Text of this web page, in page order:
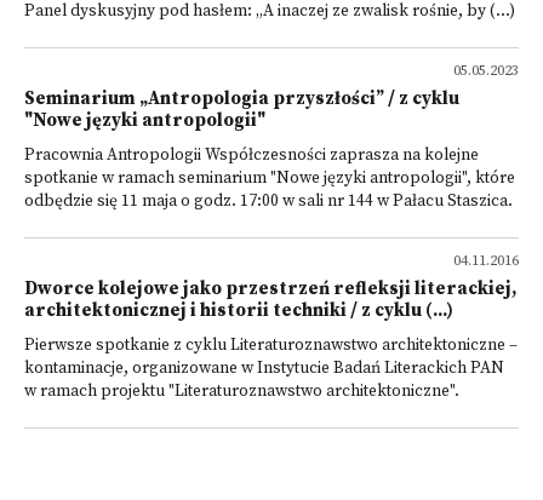
Panel dyskusyjny pod hasłem: „A inaczej ze zwalisk rośnie, by (...)
05.05.2023
Seminarium „Antropologia przyszłości” / z cyklu
"Nowe języki antropologii"
Pracownia Antropologii Współczesności zaprasza na kolejne
spotkanie w ramach seminarium "Nowe języki antropologii", które
odbędzie się 11 maja o godz. 17:00 w sali nr 144 w Pałacu Staszica.
04.11.2016
Dworce kolejowe jako przestrzeń refleksji literackiej,
architektonicznej i historii techniki / z cyklu (...)
Pierwsze spotkanie z cyklu Literaturoznawstwo architektoniczne –
kontaminacje, organizowane w Instytucie Badań Literackich PAN
w ramach projektu "Literaturoznawstwo architektoniczne".